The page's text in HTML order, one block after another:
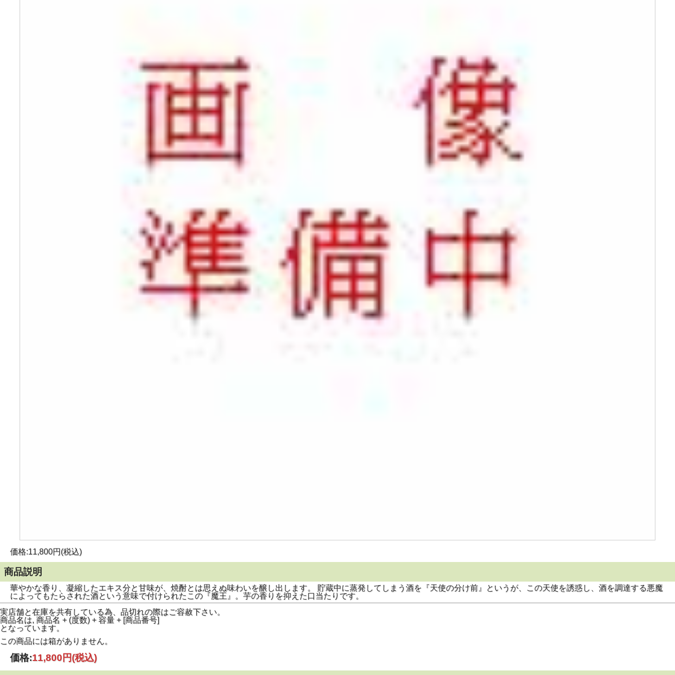
価格:11,800円(税込)
商品説明
華やかな香り、凝縮したエキス分と甘味が、焼酎とは思えぬ味わいを醸し出します。 貯蔵中に蒸発してしまう酒を『天使の分け前』というが、この天使を誘惑し、酒を調達する悪魔
によってもたらされた酒という意味で付けられたこの『魔王』。芋の香りを抑えた口当たりです。
実店舗と在庫を共有している為、品切れの際はご容赦下さい。
商品名は, 商品名 + (度数) + 容量 + [商品番号]
となっています。
この商品には箱がありません。
価格:11,800円(税込)